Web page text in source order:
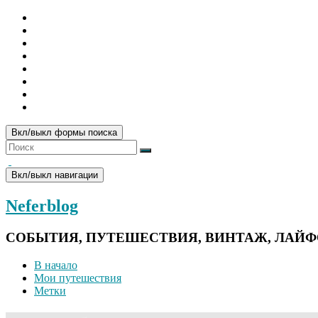
Вкл/выкл формы поиска
Вкл/выкл навигации
Neferblog
СОБЫТИЯ, ПУТЕШЕСТВИЯ, ВИНТАЖ,
В начало
Мои путешествия
Метки